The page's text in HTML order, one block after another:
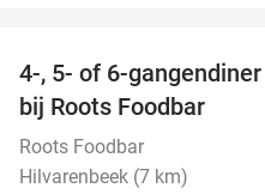
4-, 5- of 6-
bij Roots Foodbar
Roots Foodbar
Hilvarenbeek (7 km)